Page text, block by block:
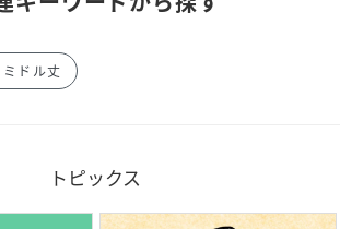
ミドル丈
トピックス